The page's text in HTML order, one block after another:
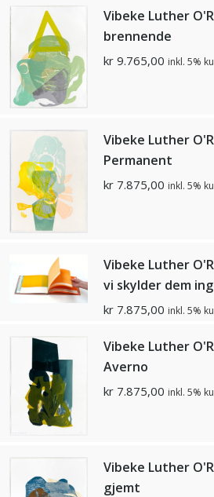
Vibeke Luther
brennende
kr 9.765,00 inkl. 5%
Vibeke Luther
Permanent
kr 7.875,00 inkl. 5%
Vibeke Luther
vi skylder dem
kr 7.875,00 inkl. 5%
Vibeke Luther
Averno
kr 7.875,00 inkl. 5%
Vibeke Luther
gjemt